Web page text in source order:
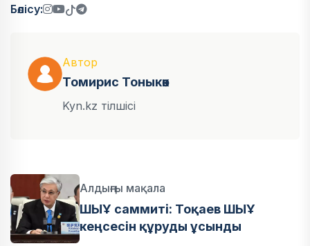
Бөлісу:
Автор
Томирис Тоныкөк
Kyn.kz тілшісі
Алдыңғы мақала
ШЫҰ саммиті: Тоқаев ШЫҰ
кеңсесін құруды ұсынды